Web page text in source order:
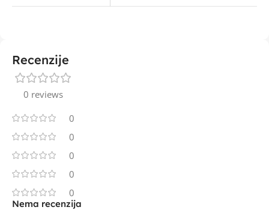
Recenzije
0 reviews
0
0
0
0
0
Nema recenzija